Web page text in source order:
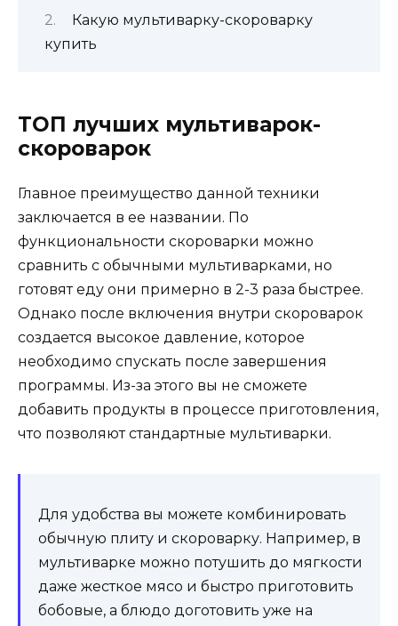
Какую мультиварку-скороварку
купить
ТОП лучших мультиварок-
скороварок
Главное преимущество данной техники
заключается в ее названии. По
функциональности скороварки можно
сравнить с обычными мультиварками, но
готовят еду они примерно в 2-3 раза быстрее.
Однако после включения внутри скороварок
создается высокое давление, которое
необходимо спускать после завершения
программы. Из-за этого вы не сможете
добавить продукты в процессе приготовления,
что позволяют стандартные мультиварки.
Для удобства вы можете комбинировать
обычную плиту и скороварку. Например, в
мультиварке можно потушить до мягкости
даже жесткое мясо и быстро приготовить
бобовые, а блюдо доготовить уже на